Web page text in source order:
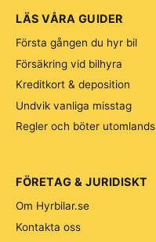
LÄS VÅRA GUIDER
Första gången du hyr bil
Försäkring vid bilhyra
Kreditkort & deposition
Undvik vanliga misstag
Regler och böter utomlands
FÖRETAG & JURIDISKT
Om Hyrbilar.se
Kontakta oss